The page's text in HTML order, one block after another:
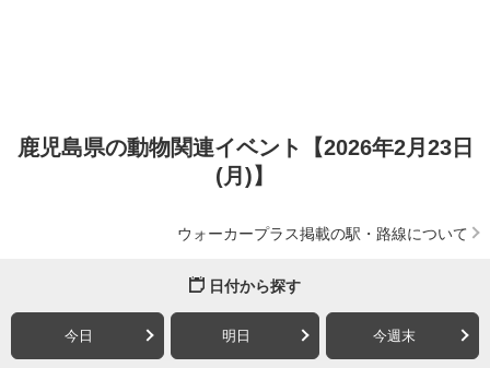
鹿児島県の動物関連イベント【2026年2月23日
(月)】
ウォーカープラス掲載の駅・路線について
日付から探す
今日 明日 今週末